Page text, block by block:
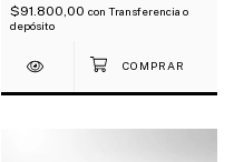
$91.800,00 con Transferencia o
depósito